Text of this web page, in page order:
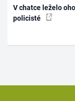
V chatce leželo
policisté